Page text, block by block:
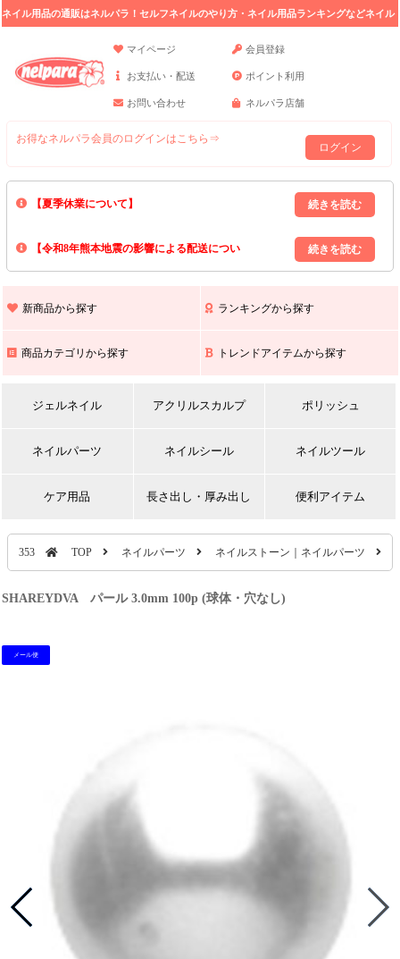
ネイル用品の通販はネルパラ！セルフネイルのやり方・ネイル用品ランキングなどネイル
マイページ
会員登録
お支払い・配送 ポイント利用
お問い合わせ ネルパラ店舗
お得なネルパラ会員のログインはこちら⇒
ログイン
【夏季休業について】
8/13(木)～8/16(日)の間｢出荷業務・お問い合わせ業務｣はお休みいたしま
上記期間中のご注文・お問い合わせは8/17(月)以降の対応となりますので
【令和8年熊本地震の影響による配送につい
また､ 九州全域でお荷物のお届けに遅延が生じております｡
新商品から探す ランキングから探す
商品カテゴリから探す トレンドアイテムから探す
ジェルネイル アクリルスカルプ ポリッシュ
ネイルパーツ ネイルシール ネイルツール
ケア用品 長さ出し・厚み出し 便利アイテム
353 TOP ネイルパーツ ネイルストーン｜ネイルパーツ
SHAREYDVA パール 3.0mm 100p (球体・穴なし)
メール便